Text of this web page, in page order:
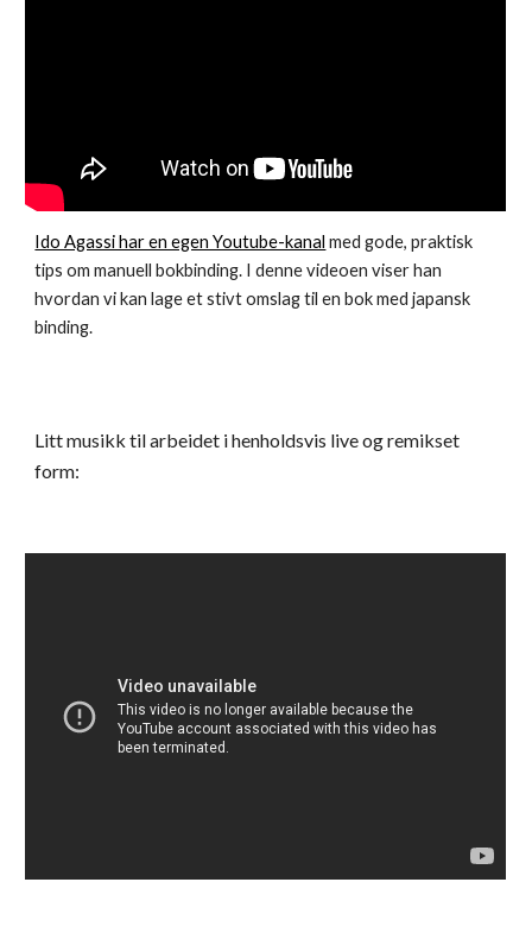
Ido Agassi har en egen Youtube-kanal med gode, praktisk
tips om manuell bokbinding. I denne videoen viser han
hvordan vi kan lage et stivt omslag til en bok med japansk
binding.
Litt musikk til arbeidet i henholdsvis liveog remikset
form: